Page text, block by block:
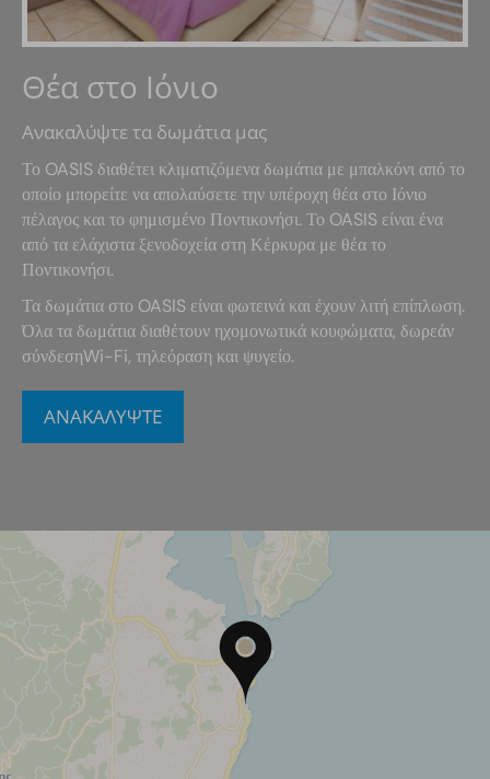
Θέα στο Ιόνιο
Ανακαλύψτε τα δωμάτια μας
Το OASIS διαθέτει κλιματιζόμενα δωμάτια με μπαλκόνι από το
οποίο μπορείτε να απολαύσετε την υπέροχη θέα στο Ιόνιο
πέλαγος και το φημισμένο Ποντικονήσι. Το OASIS είναι ένα
από τα ελάχιστα ξενοδοχεία στη Κέρκυρα με θέα το
Ποντικονήσι.
Τα δωμάτια στο OASIS είναι φωτεινά και έχουν λιτή επίπλωση.
Όλα τα δωμάτια διαθέτουν ηχομονωτικά κουφώματα, δωρεάν
σύνδεσηWi-Fi, τηλεόραση και ψυγείο.
ΑΝΑΚΑΛΥΨΤΕ